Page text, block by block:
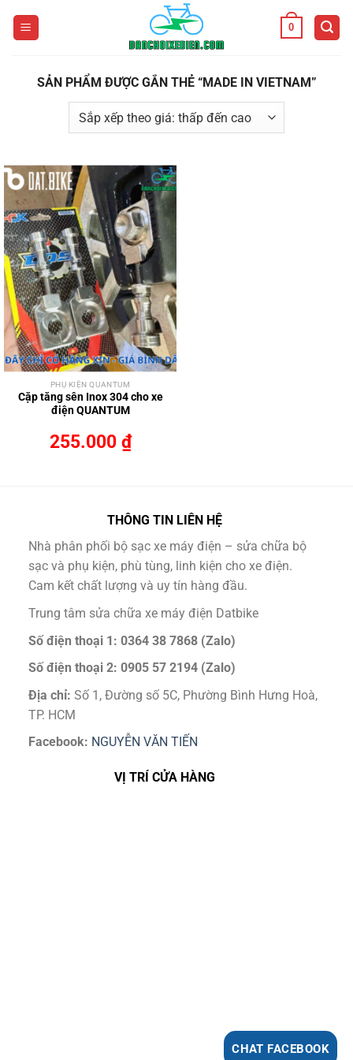
0
SẢN PHẨM ĐƯỢC GẮN THẺ “MADE IN VIETNAM”
PHỤ KIỆN QUANTUM
Cặp tăng sên Inox 304 cho xe
điện QUANTUM
255.000 ₫
THÔNG TIN LIÊN HỆ
Nhà phân phối bộ sạc xe máy điện – sửa chữa bộ
sạc và phụ kiện, phù tùng, linh kiện cho xe điện.
Cam kết chất lượng và uy tín hàng đầu.
Trung tâm sửa chữa xe máy điện Datbike
Số điện thoại 1: 0364 38 7868 (Zalo)
Số điện thoại 2: 0905 57 2194 (Zalo)
Địa chỉ: Số 1, Đường số 5C, Phường Bình Hưng Hoà,
TP. HCM
Facebook: NGUYỄN VĂN TIẾN
VỊ TRÍ CỬA HÀNG
CHAT FACEBOOK